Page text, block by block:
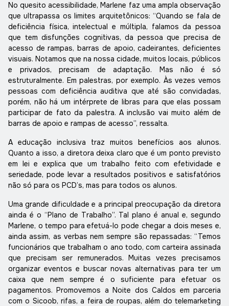
No quesito acessibilidade, Marlene faz uma ampla observação
que ultrapassa os limites arquitetônicos: “Quando se fala de
deficiência física, intelectual e múltipla, falamos da pessoa
que tem disfunções cognitivas, da pessoa que precisa de
acesso de rampas, barras de apoio, cadeirantes, deficientes
visuais. Notamos que na nossa cidade, muitos locais, públicos
e privados, precisam de adaptação. Mas não é só
estruturalmente. Em palestras, por exemplo. Às vezes vemos
pessoas com deficiência auditiva que até são convidadas,
porém, não há um intérprete de libras para que elas possam
participar de fato da palestra. A inclusão vai muito além de
barras de apoio e rampas de acesso”, ressalta.
A educação inclusiva traz muitos benefícios aos alunos.
Quanto a isso, a diretora deixa claro que é um ponto previsto
em lei e explica que um trabalho feito com efetividade e
seriedade, pode levar a resultados positivos e satisfatórios
não só para os PCD’s, mas para todos os alunos.
Uma grande dificuldade e a principal preocupação da diretora
ainda é o “Plano de Trabalho”. Tal plano é anual e, segundo
Marlene, o tempo para efetuá-lo pode chegar a dois meses e,
ainda assim, as verbas nem sempre são repassadas: “Temos
funcionários que trabalham o ano todo, com carteira assinada
que precisam ser remunerados. Muitas vezes precisamos
organizar eventos e buscar novas alternativas para ter um
caixa que nem sempre é o suficiente para efetuar os
pagamentos. Promovemos a Noite dos Caldos em parceria
com o Sicoob, rifas, a feira de roupas, além do telemarketing